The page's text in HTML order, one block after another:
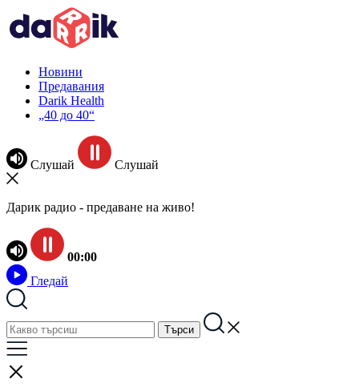
Новини
Предавания
Darik Health
„40 до 40“
Слушай Слушай
Дарик радио - предаване на живо!
00:00
Гледай